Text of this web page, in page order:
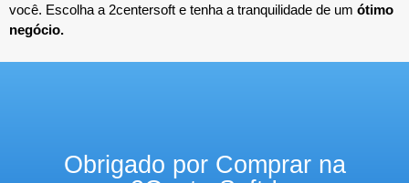
você. Escolha a 2centersoft e tenha a tranquilidade de um ótimo
negócio.
Obrigado por Comprar na